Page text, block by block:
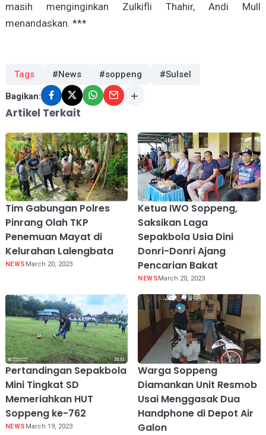
masih menginginkan Zulkifli Thahir, Andi Mull
menandaskan. ***
Tags #News #soppeng #Sulsel
Bagikan:
Artikel Terkait
Tim Gabungan Polres
Pinrang Olah TKP
Penemuan Mayat di
Kelurahan Lalengbata
NEWS March 20, 2023
Ketua IWO Soppeng,
Saksikan Laga
Sepakbola Usia Dini
Donri-Donri Ajang
Pencarian Bakat
NEWS March 20, 2023
Pertandingan Sepakbola
Mini Tingkat SD
Memeriahkan HUT
Soppeng ke-762
NEWS March 19, 2023
Warga Soppeng
Diamankan Unit Resmob
Usai Menggasak Dua
Handphone di Depot Air
Galon